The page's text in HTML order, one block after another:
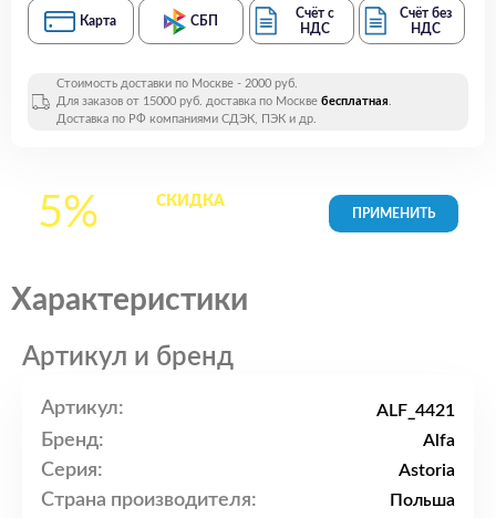
Карта СБП
Счёт с
НДС
Счёт без
НДС
Стоимость доставки по Москве - 2000 руб.
Для заказов от 15000 руб. доставка по Москве бесплатная.
Доставка по РФ компаниями СДЭК, ПЭК и др.
5% СКИДКАна все
Характеристики
Артикул и бренд
Артикул: ALF_4421
Бренд: Alfa
Серия: Astoria
Страна производителя: Польша